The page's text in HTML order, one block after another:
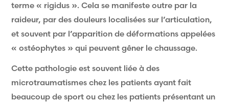
terme « rigidus ». Cela se manifeste outre par la
raideur, par des douleurs localisées sur l’articulation,
et souvent par l’apparition de déformations appelées
« ostéophytes » qui peuvent gêner le chaussage.
Cette pathologie est souvent liée à des
microtraumatismes chez les patients ayant fait
beaucoup de sport ou chez les patients présentant un